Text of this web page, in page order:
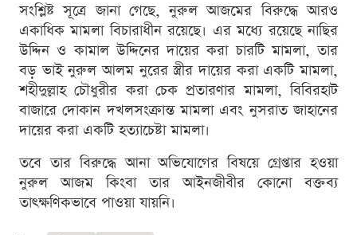
সংশ্লিষ্ট সূত্রে জানা গেছে, নুরুল আজমের বিরুদ্ধে আরও
একাধিক মামলা বিচারাধীন রয়েছে। এর মধ্যে রয়েছে নাছির
উদ্দিন ও কামাল উদ্দিনের দায়ের করা চারটি মামলা, তার
বড় ভাই নুরুল আলম নুরের স্ত্রীর দায়ের করা একটি মামলা,
শহীদুল্লাহ চৌধুরীর করা চেক প্রতারণার মামলা, বিবিরহাট
বাজারে দোকান দখলসংক্রান্ত মামলা এবং নুসরাত জাহানের
দায়ের করা একটি হত্যাচেষ্টা মামলা।
তবে তার বিরুদ্ধে আনা অভিযোগের বিষয়ে গ্রেপ্তার হওয়া
নুরুল আজম কিংবা তার আইনজীবীর কোনো বক্তব্য
তাৎক্ষণিকভাবে পাওয়া যায়নি।